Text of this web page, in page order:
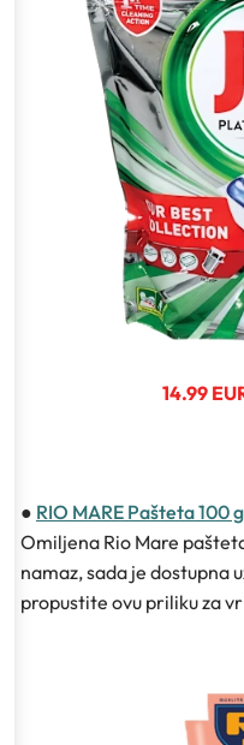
14.99
● RIO MARE Pašteta 100 g
Omiljena Rio Mare
namaz, sada je dostupna
propustite ovu priliku za